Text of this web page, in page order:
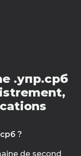
.упр.срб
?
de second